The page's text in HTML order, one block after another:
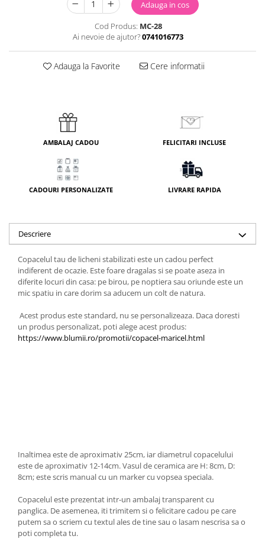
Adauga in cos
Cod Produs: MC-28
Ai nevoie de ajutor?0741016773
Adauga la Favorite Cere informatii
AMBALAJ CADOU FELICITARI INCLUSE
CADOURI PERSONALIZATE LIVRARE RAPIDA
Descriere
Copacelul tau de licheni stabilizati este un cadou perfect
indiferent de ocazie. Este foare dragalas si se poate aseza in
diferite locuri din casa: pe birou, pe noptiera sau oriunde este un
mic spatiu in care dorim sa aducem un colt de natura.
Acest produs este standard, nu se personalizeaza. Daca doresti
un produs personalizat, poti alege acest produs: ​
https://www.blumii.ro/promotii/copacel-maricel.html
Inaltimea este de aproximativ 25cm, iar diametrul copacelului
este de aproximativ 12-14cm. Vasul de ceramica are H: 8cm, D:
8cm; este scris manual cu un marker cu vopsea speciala.
Copacelul este prezentat intr-un ambalaj transparent cu
panglica. De asemenea, iti trimitem si o felicitare cadou pe care
putem sa o scriem cu textul ales de tine sau o lasam nescrisa sa o
poti completa tu.